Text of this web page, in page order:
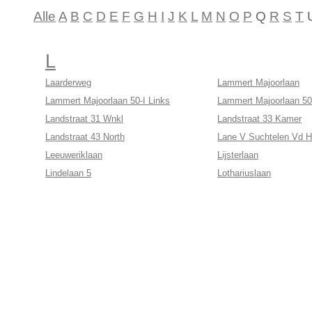
Alle A B C D E F G H I J K L M N O P Q R S T
L
Laarderweg
Lammert Majoorlaan
Lammert Majoorlaan 50-I Links
Lammert Majoorlaan
Landstraat 31 Wnkl
Landstraat 33 Kamer
Landstraat 43 North
Lane V Suchtelen Vd
Leeuweriklaan
Lijsterlaan
Lindelaan 5
Lothariuslaan